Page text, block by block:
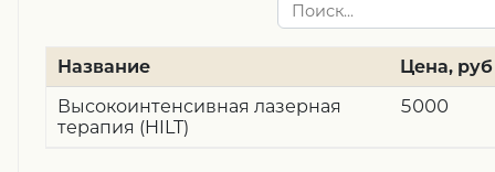
Название
Цена, руб
Высокоинтенсивная лазерная
терапия (HILT)
5000